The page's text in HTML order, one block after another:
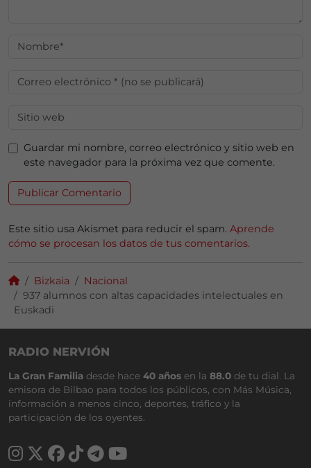
Guardar mi nombre, correo electrónico y sitio web en
este navegador para la próxima vez que comente.
Este sitio usa Akismet para reducir el spam. Aprende
cómo se procesan los datos de tus comentarios.
Bizkaia
Nacional
937 alumnos con altas capacidades intelectuales en
Euskadi
RADIO NERVIÓN
La Gran Familia desde hace 40 años en la 88.0 de tu dial. La
emisora de Bilbao para todos los públicos, con Más Música,
información a menos cinco, deportes, tráfico y la
participación de los oyentes.